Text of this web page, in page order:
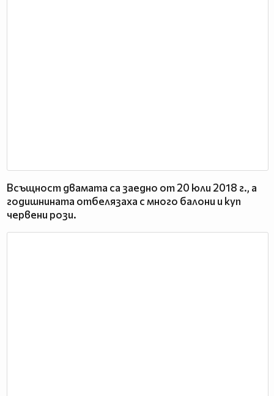
Всъщност двамата са заедно от 20 юли 2018 г., а
годишнината отбелязаха с много балони и куп
червени рози.